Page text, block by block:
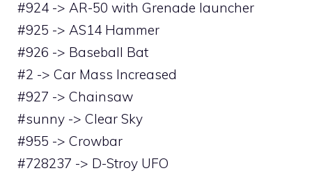
#924 -> AR-50 with Grenade launcher
#925 -> AS14 Hammer
#926 -> Baseball Bat
#2 -> Car Mass Increased
#927 -> Chainsaw
#sunny -> Clear Sky
#955 -> Crowbar
#728237 -> D-Stroy UFO